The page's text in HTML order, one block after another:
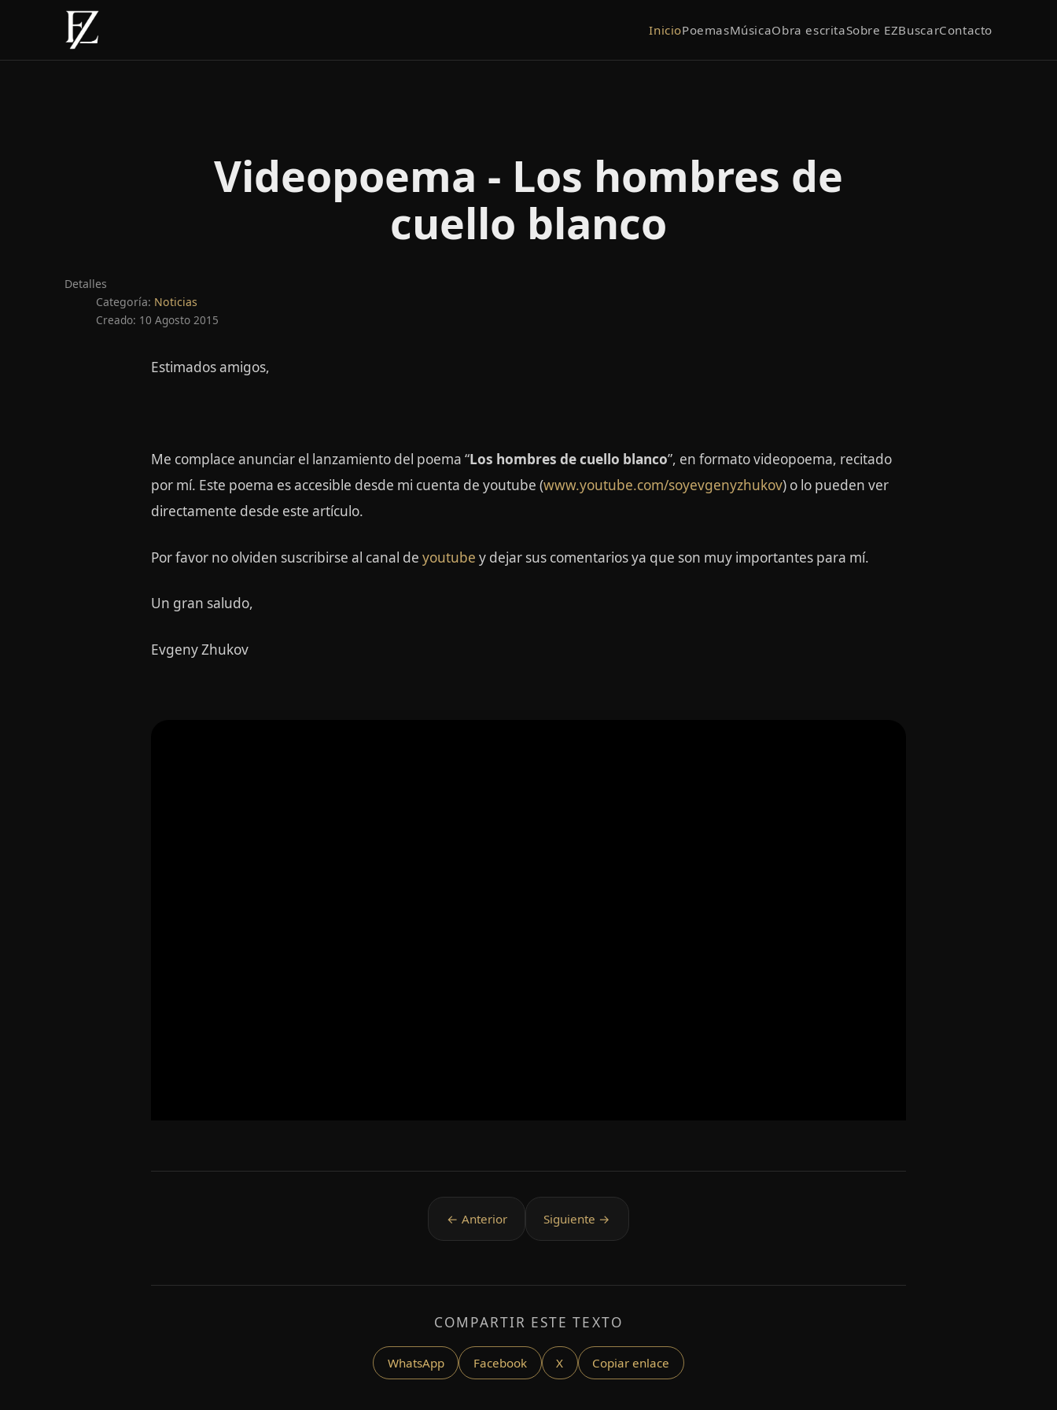
InicioPoemasMúsicaObra escritaSobre EZBuscarContacto
Videopoema - Los hombres de
cuello blanco
Detalles
Categoría: Noticias
Creado: 10 Agosto 2015
Estimados amigos,
Me complace anunciar el lanzamiento del poema “Los hombres de cuello blanco”, en formato videopoema, recitado
por mí. Este poema es accesible desde mi cuenta de youtube (www.youtube.com/soyevgenyzhukov) o lo pueden ver
directamente desde este artículo.
Por favor no olviden suscribirse al canal de youtube y dejar sus comentarios ya que son muy importantes para mí.
Un gran saludo,
Evgeny Zhukov
COMPARTIR ESTE TEXTO
WhatsApp Facebook X Copiar enlace